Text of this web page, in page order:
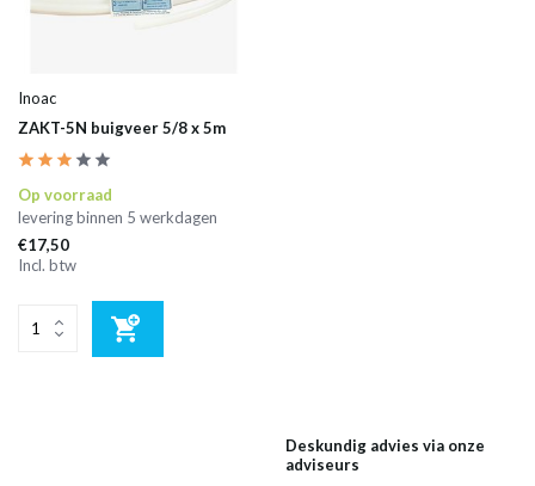
Inoac
ZAKT-5N buigveer 5/8 x 5m
Op voorraad
levering binnen 5 werkdagen
€17,50
Incl. btw
Deskundig advies via onze
adviseurs